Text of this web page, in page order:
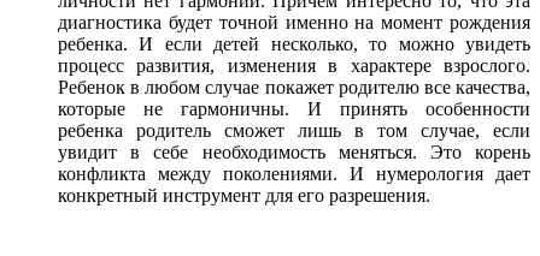
диагностика будет точной именно на момент рождения
ребенка. И если детей несколько, то можно увидеть
процесс развития, изменения в характере взрослого.
Ребенок в любом случае покажет родителю все качества,
которые не гармоничны. И принять особенности
ребенка родитель сможет лишь в том случае, если
увидит в себе необходимость меняться. Это корень
конфликта между поколениями. И нумерология дает
конкретный инструмент для его разрешения.